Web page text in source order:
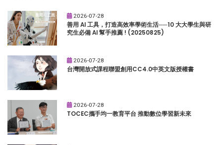
2026-07-28
善用 AI 工具，打造高效率學術生活──10 大大學生與研
究生必備 AI 幫手推薦 ! (20250825)
2026-07-28
台灣開放式課程聯盟創用CC4.0中英文版授權書
2026-07-28
TOCEC攜手均一教育平台 推動數位學習新未來